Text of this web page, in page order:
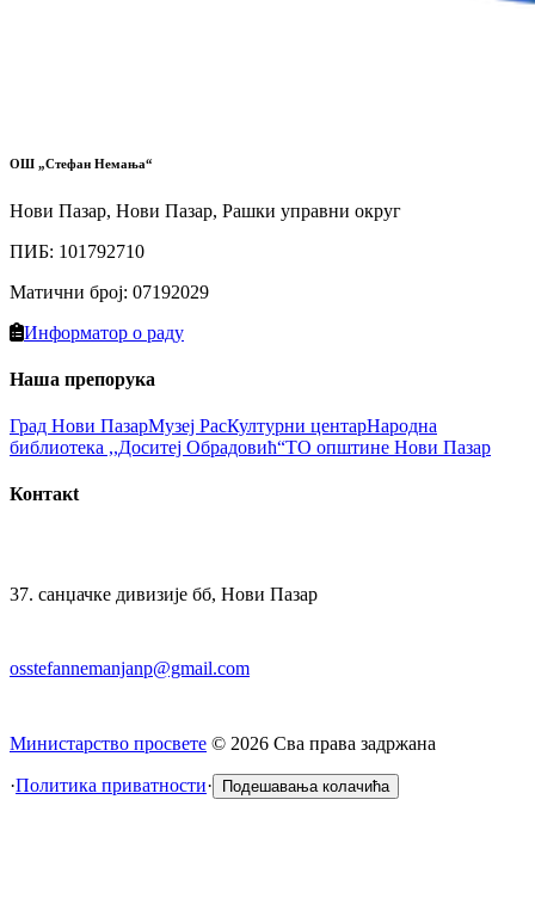
ОШ „Стефан Немања“
Нови Пазар, Нови Пазар, Рашки управни округ
ПИБ: 101792710
Матични број: 07192029
Информатор о раду
Наша препорука
Град Нови ПазaрМузеј РасКултурни цeнтарНародна
библиотекa ,,Доситеј Обрадовић“ТО општине Нови Пазар
Контакt
37. санџачке дивизије бб, Нови Пазар
osstefannemanjanp@gmail.com
Министарство просвете © 2026 Сва права задржана
·Политика приватности· Подешавања колачића